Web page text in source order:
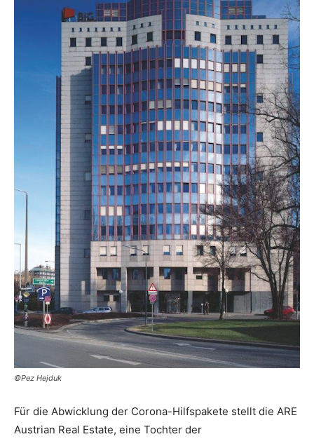
©Pez Hejduk
Für die Abwicklung der Corona-Hilfspakete stellt die ARE
Austrian Real Estate, eine Tochter der